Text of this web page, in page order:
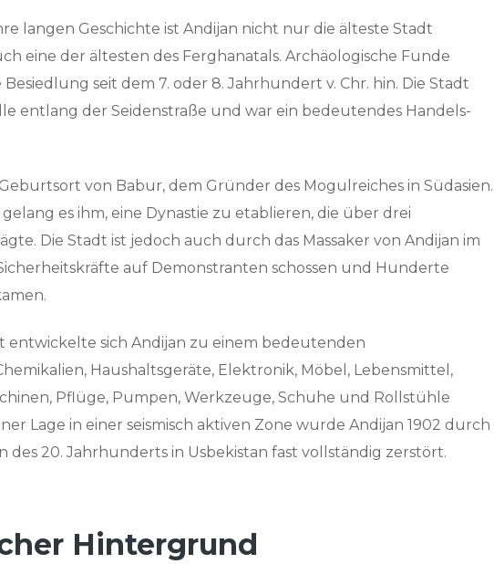
langen Geschichte ist Andijan nicht nur die älteste Stadt
eine der ältesten des Ferghanatals. Archäologische Funde
seit dem 7. oder 8. Jahrhundert v. Chr. hin. Die Stadt
entlang der Seidenstraße und war ein bedeutendes Handels-
von Babur, dem Gründer des Mogulreiches in Südasien.
es ihm, eine Dynastie zu etablieren, die über drei
Die Stadt ist jedoch auch durch das Massaker von Andijan im
auf Demonstranten schossen und Hunderte
entwickelte sich Andijan zu einem bedeutenden
Haushaltsgeräte, Elektronik, Möbel, Lebensmittel,
Pflüge, Pumpen, Werkzeuge, Schuhe und Rollstühle
Lage in einer seismisch aktiven Zone wurde Andijan 1902 durch
des 20. Jahrhunderts in Usbekistan fast vollständig zerstört.
Hintergrund